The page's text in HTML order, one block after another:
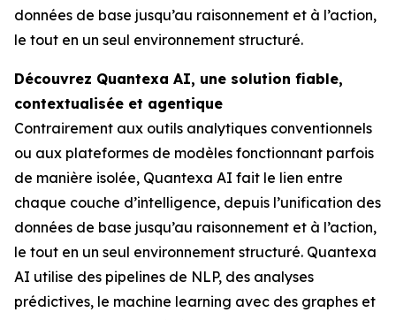
données de base jusqu’au raisonnement et à l’action,
le tout en un seul environnement structuré.
Découvrez Quantexa AI, une solution fiable,
contextualisée et agentique
Contrairement aux outils analytiques conventionnels
ou aux plateformes de modèles fonctionnant parfois
de manière isolée, Quantexa AI fait le lien entre
chaque couche d’intelligence, depuis l’unification des
données de base jusqu’au raisonnement et à l’action,
le tout en un seul environnement structuré. Quantexa
AI utilise des pipelines de NLP, des analyses
prédictives, le machine learning avec des graphes et